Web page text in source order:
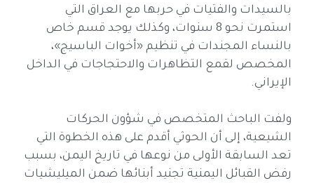
بالسيدات والفتيات في حربها مع العراق التي
استمرت نحو 8 سنوات، وكذلك يوجد قسم خاص
بالنساء المجندات في تنظيم «أخوات الباسيج»،
المخصص لقمع التظاهرات والاحتجاجات في الداخل
الإيراني.
ولفت الباحث المتخصص في شؤون الحركات
الشيعية، إلى أن الحوثي أقدم على هذه الخطوة التي
تعد السابقة الأولى من نوعها في تاريخ اليمن، بسبب
رفض القبائل اليمنية تجنيد أبنائها ضمن الميليشيات